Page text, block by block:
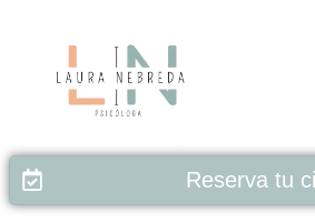
Quién soy
Reserva tu